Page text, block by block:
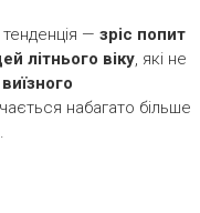
— зріс попит
літнього віку, які не
набагато більше